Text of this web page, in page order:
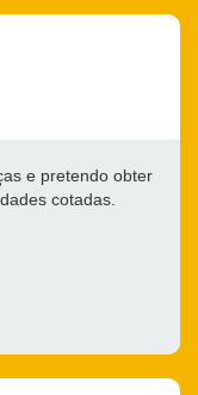
e pretendo obter
cotadas.